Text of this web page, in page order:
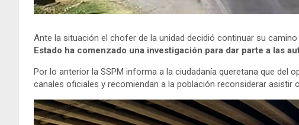
Ante la situación el chofer de la unidad decidió continuar su
Estado ha comenzado una investigación para dar parte a las
Por lo anterior la SSPM informa a la ciudadanía queretana que
canales oficiales y recomiendan a la población reconsiderar asistir